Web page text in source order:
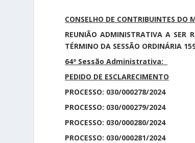
CONSELHO DE CONTRIBUINTES DO
REUNIÃO ADMINISTRATIVA A SER
TÉRMINO DA SESSÃO ORDINÁRIA
64ª Sessão Administrativa:
PEDIDO DE ESCLARECIMENTO
PROCESSO: 030/000278/2024
PROCESSO: 030/000279/2024
PROCESSO: 030/000280/2024
PROCESSO: 030/000281/2024